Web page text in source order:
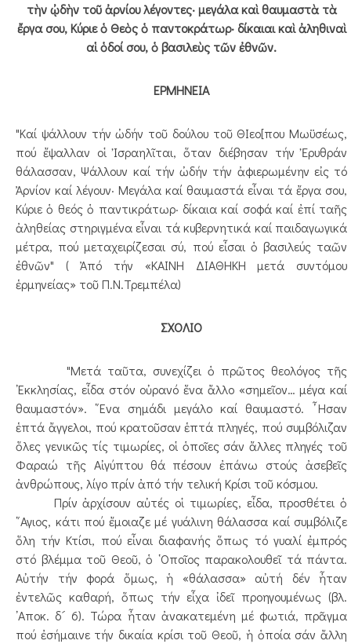
τὴν ᾠδὴν τοῦ ἀρνίου λέγοντες· μεγάλα καὶ θαυμαστὰ τὰ
ἔργα σου, Κύριε ὁ Θεὸς ὁ παντοκράτωρ· δίκαιαι καὶ ἀληθιναὶ
αἱ ὁδοί σου, ὁ βασιλεὺς τῶν ἐθνῶν.
ΕΡΜΗΝΕΙΑ
"Καί ψάλλουν τήν ὠδήν τοῦ δούλου τοῦ ΘΙεο[που Μωϋσέως,
πού ἔψαλλαν οἱ Ἰσραηλῖται, ὅταν διέβησαν τήν Ἐρυθράν
θάλασσαν, Ψάλλουν καί τήν ὠδήν τήν ἀφιερωμένην εἰς τό
Ἀρνίον καί λέγουν· Μεγάλα καί θαυμαστά εἶναι τά ἔργα σου,
Κύριε ὁ θεός ὁ παντικράτωρ· δίκαια καί σοφά καί ἐπί ταῆς
ἀληθείας στηριγμένα εἶναι τά κυβερνητικά καί παιδαγωγικά
μέτρα, πού μεταχειρίζεσαι σύ, πού εἶσαι ὁ βασιλεύς ταῶν
ἐθνῶν" ( Ἀπό τήν «ΚΑΙΝΗ ΔΙΑΘΗΚΗ μετά συντόμου
ἑρμηνείας» τοῦ Π.Ν.Τρεμπέλα)
ΣΧΟΛΙΟ
"Μετά ταῦτα, συνεχίζει ὁ πρῶτος θεολόγος τῆς
᾿Εκκλησίας, εἶδα στόν οὐρανό ἕνα ἄλλο «σημεῖον… μέγα καί
θαυμαστόν». ῞Ενα σημάδι μεγάλο καί θαυμαστό. ῏Ησαν
ἑπτά ἄγγελοι, πού κρατοῦσαν ἑπτά πληγές, πού συμβόλιζαν
ὅλες γενικῶς τίς τιμωρίες, οἱ ὁποῖες σάν ἄλλες πληγές τοῦ
Φαραώ τῆς Αἰγύπτου θά πέσουν ἐπάνω στούς ἀσεβεῖς
ἀνθρώπους, λίγο πρίν ἀπό τήν τελική Κρίσι τοῦ κόσμου.
Πρίν ἀρχίσουν αὐτές οἱ τιμωρίες, εἶδα, προσθέτει ὁ
῞Αγιος, κάτι πού ἔμοιαζε μέ γυάλινη θάλασσα καί συμβόλιζε
ὅλη τήν Κτίσι, πού εἶναι διαφανής ὅπως τό γυαλί ἐμπρός
στό βλέμμα τοῦ Θεοῦ, ὁ ῾Οποῖος παρακολουθεῖ τά πάντα.
Αὐτήν τήν φορά ὅμως, ἡ «θάλασσα» αὐτή δέν ἦταν
ἐντελῶς καθαρή, ὅπως τήν εἶχα ἰδεῖ προηγουμένως (βλ.
᾿Αποκ. δ´ 6). Τώρα ἦταν ἀνακατεμένη μέ φωτιά, πρᾶγμα
πού ἐσήμαινε τήν δικαία κρίσι τοῦ Θεοῦ, ἡ ὁποία σάν ἄλλη